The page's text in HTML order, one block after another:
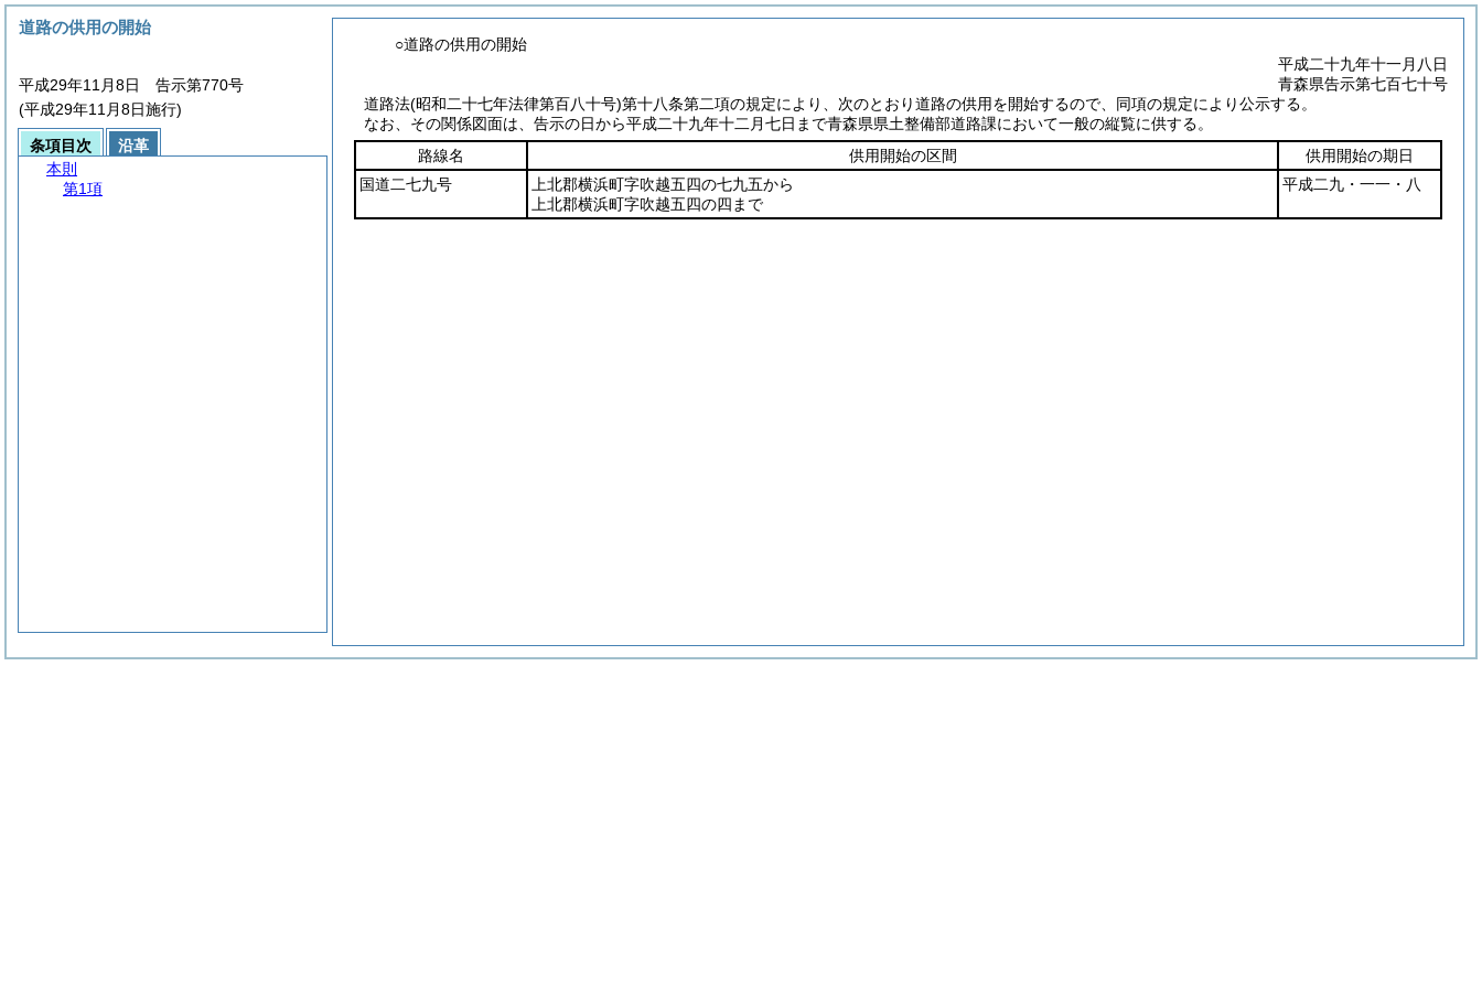
○道路の供用の開始
平成二十九年十一月八日
青森県告示第七百七十号
道路法(昭和二十七年法律第百八十号)第十八条第二項の規定により、次のとおり道路の供用を開始するので、同項の規定により公示する。
なお、その関係図面は、告示の日から平成二十九年十二月七日まで青森県県土整備部道路課において一般の縦覧に供する。
路線名
供用開始の区間
供用開始の期日
国道二七九号
上北郡横浜町字吹越五四の七九五から
上北郡横浜町字吹越五四の四まで
平成二九・一一・八
道路の供用の開始
平成29年11月8日 告示第770号
(平成29年11月8日施行)
条項目次
沿革
本則
第1項